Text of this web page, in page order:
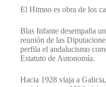
El Himno es obra de los
Blas Infante desempaña
reunión de las
perfila el andalucismo
Estatuto de Autonomía.
Hacia 1928 viaja a